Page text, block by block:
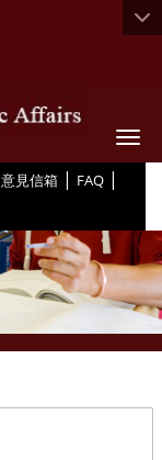
意見信箱 | FAQ |